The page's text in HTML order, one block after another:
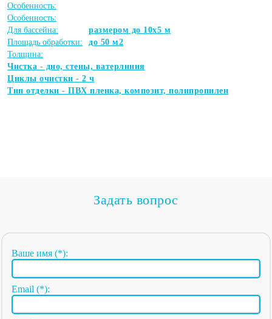
Особенность:
Особенность:
Для бассейна:
размером до 10х5 м
Площадь обработки:
до 50 м2
Толщина:
Чистка - дно, стены, ватерлиния
Циклы очистки - 2 ч
Тип отделки - ПВХ пленка, композит, полипропилен
Задать вопрос
Ваше имя (*):
Email (*):